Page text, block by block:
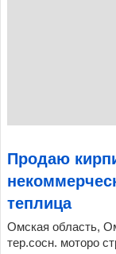
Продаю
теплица
Омская область,
тер.сосн. моторо